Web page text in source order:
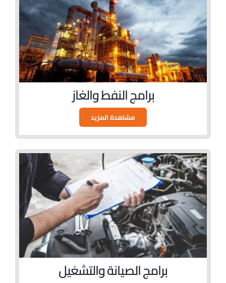
اتصل بنا
برامج النفط والغاز
مشاهدة المزيد
برامج الصيانة والتشغيل